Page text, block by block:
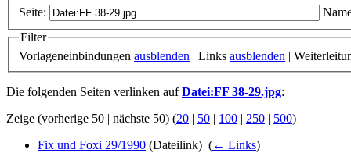
Seite:
Filter
Vorlageneinbindungen ausblenden | Links ausblenden |
Die folgenden Seiten verlinken aufDatei:FF 38-29.jpg:
Zeige (vorherige 50 | nächste 50) (20 | 50 | 100 | 250 | 500)
Fix und Foxi 29/1990 (Dateilink) ‎ (← Links)